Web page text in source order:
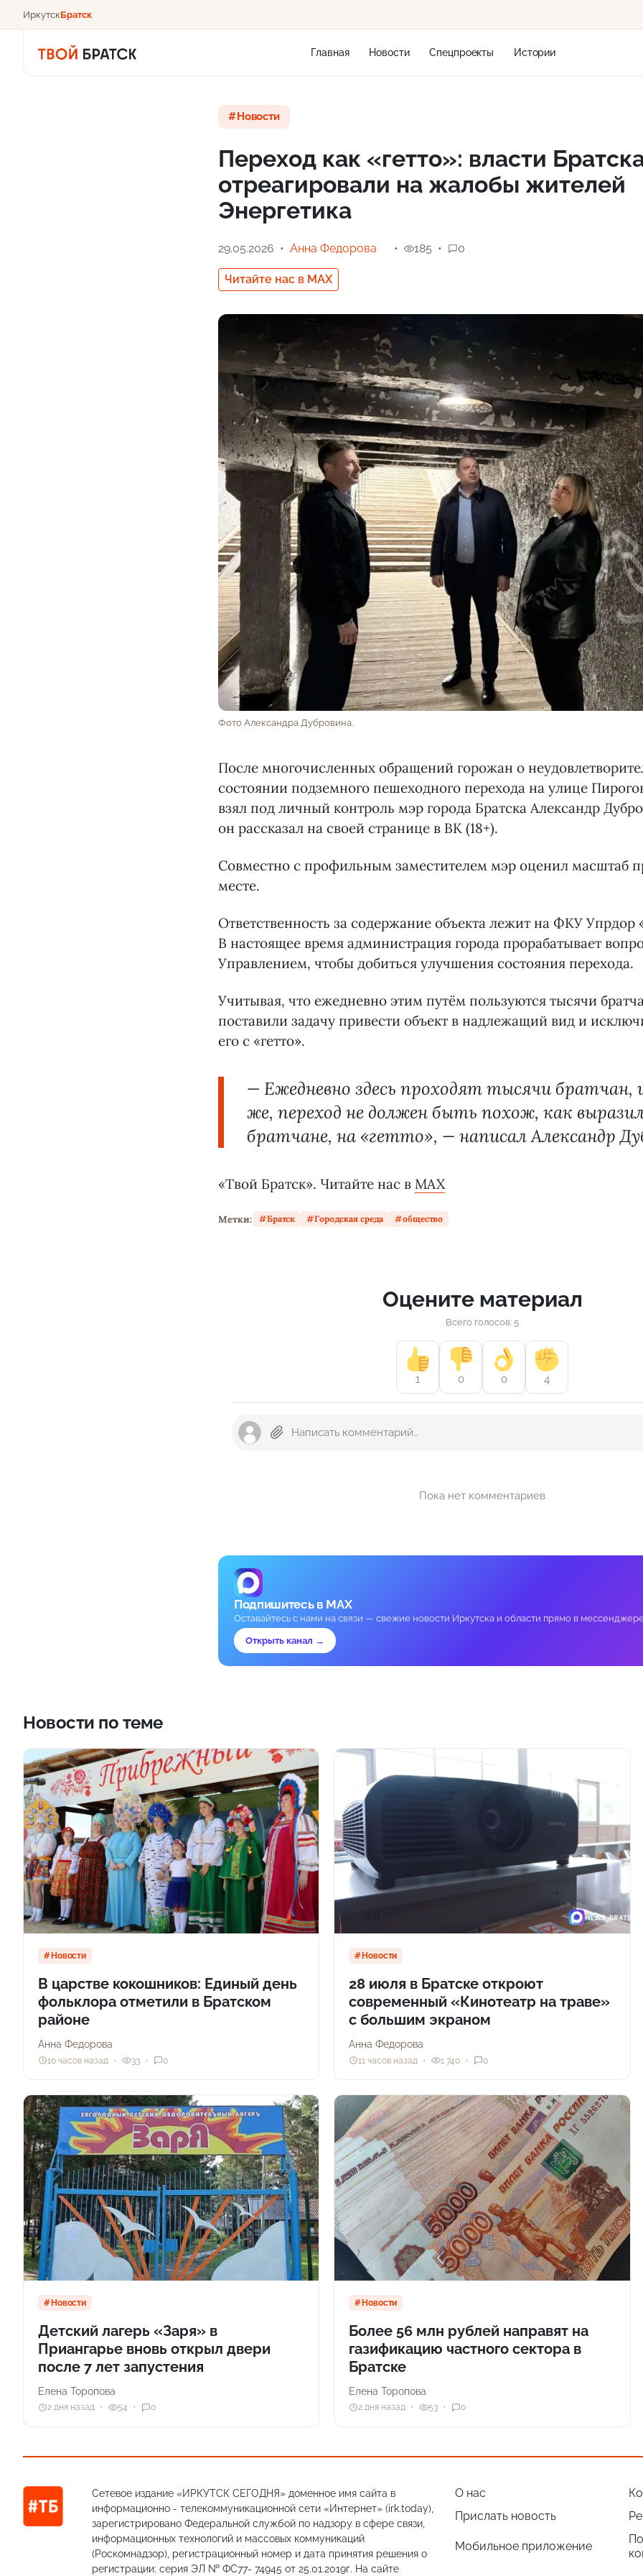
ИркутскБратск
Главная Новости Спецпроекты Истории
7 м/с
Новости
Переход как «гетто»: власти
отреагировали на жалобы жителей
Энергетика
29.05.2026 Анна Федорова
Читайте нас в MAX
185 0
Фото Александра Дубровина.
После многочисленных обращений горожан о
состоянии подземного пешеходного перехода на улице
взял под личный контроль мэр города Братска Александр
он рассказал на своей странице в ВК (18+).
Совместно с профильным заместителем мэр оценил масштаб
месте.
Ответственность за содержание объекта лежит на ФКУ Упрдор
В настоящее время администрация города прорабатывает
Управлением, чтобы добиться улучшения состояния перехода.
Учитывая, что ежедневно этим путём пользуются тысячи
поставили задачу привести объект в надлежащий вид и
его с «гетто».
— Ежедневно здесь проходят тысячи братчан,
же, переход не должен быть похож, как
братчане, на «гетто», — написал Александр
«Твой Братск». Читайте нас в MAX
Метки: Братск Городская среда общество
Оцените материал
Всего голосов: 5
1 0 0 4
Пока нет комментариев
Подпишитесь в MAX
Оставайтесь с нами на связи — свежие новости Иркутска и области прямо в
Открыть канал →
Новости по теме
Новости
В царстве кокошников: Единый день
фольклора отметили в Братском
районе
Анна Федорова
10 часов назад 33 0
Новости
28 июля в Братске откроют
современный «Кинотеатр на траве»
с большим экраном
Анна Федорова
11 часов назад 1 740 0
Новости
Детский лагерь «Заря» в
Приангарье вновь открыл двери
после 7 лет запустения
Елена Торопова
2 дня назад 54 0
Новости
Более 56 млн рублей направят на
газификацию частного сектора в
Братске
Елена Торопова
2 дня назад 53 0
Сетевое издание «ИРКУТСК СЕГОДНЯ» доменное имя сайта в
информационно - телекоммуникационной сети «Интернет» (irk.today),
зарегистрировано Федеральной службой по надзору в сфере связи,
информационных технологий и массовых коммуникаций
(Роскомнадзор), регистрационный номер и дата принятия решения о
регистрации: серия ЭЛ № ФС77- 74945 от 25.01.2019г. На сайте
О нас
Прислать новость
Мобильное приложение